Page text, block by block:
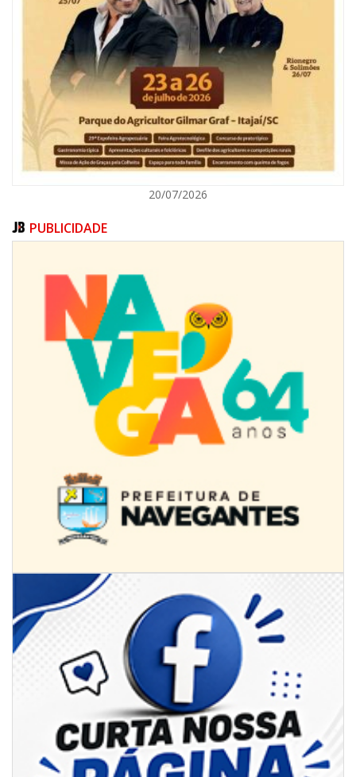
08/08/2026 | 07:00
Reservatórios de Penha são higienizados com ajuda de mergulhadores e
sem interrupção no abastecimento
ITAJAÍ
08/08/2026 | 07:00
Limpeza de valas e ribeirões avança no interior de Itajaí
ITAJAÍ
20/07/2026
PUBLICIDADE